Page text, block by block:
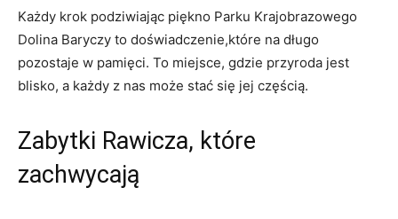
Każdy krok podziwiając piękno Parku Krajobrazowego
Dolina Baryczy to doświadczenie,które na długo
pozostaje w pamięci. To miejsce, gdzie przyroda jest
blisko, a każdy z nas może stać się jej częścią.
Zabytki Rawicza, które
zachwycają